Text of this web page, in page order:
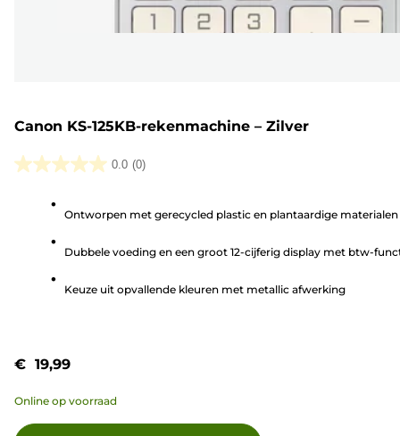
Canon KS-125KB-rekenmachine – Zilver
0.0 (0)
0.0
sterren.
Ontworpen met gerecycled plastic en plantaardige materialen
Dubbele voeding en een groot 12-cijferig display met btw-
Keuze uit opvallende kleuren met metallic afwerking
€ 19,99
Online op voorraad